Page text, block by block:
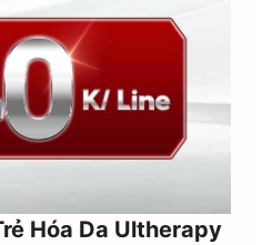
Hóa Da Ultherapy